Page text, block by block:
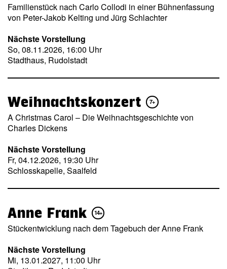
Familienstück nach Carlo Collodi in einer Bühnenfassung
von Peter-Jakob Kelting und Jürg Schlachter
Nächste Vorstellung
So, 08.11.2026, 16:00 Uhr
Stadthaus, Rudolstadt
Weihnachtskonzert 7+
A Christmas Carol – Die Weihnachtsgeschichte von
Charles Dickens
Nächste Vorstellung
Fr, 04.12.2026, 19:30 Uhr
Schlosskapelle, Saalfeld
Anne Frank 14+
Stückentwicklung nach dem Tagebuch der Anne Frank
Nächste Vorstellung
Mi, 13.01.2027, 11:00 Uhr